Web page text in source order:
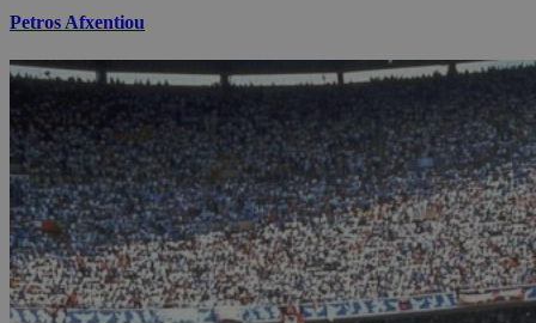
Petros Afxentiou